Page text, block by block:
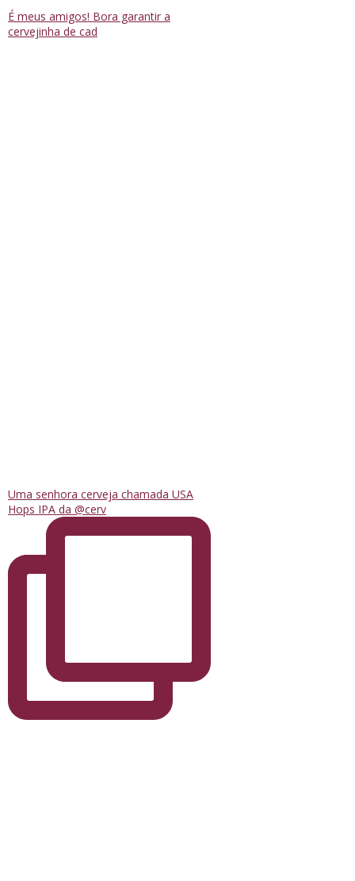
É meus amigos! Bora garantir a
cervejinha de cad
Uma senhora cerveja chamada USA
Hops IPA da @cerv